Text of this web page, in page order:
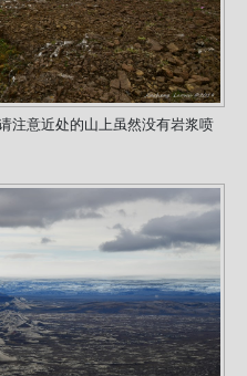
注意近处的山上虽然没有岩浆喷